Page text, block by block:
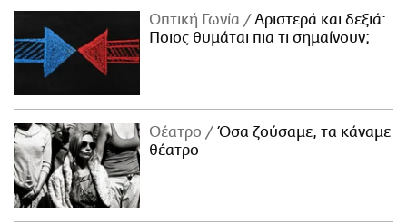
Οπτική Γωνία
Αριστερά και δεξιά:
Ποιος θυμάται πια τι σημαίνουν;
Θέατρο
Όσα ζούσαμε, τα κάναμε
θέατρο